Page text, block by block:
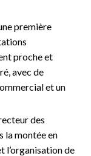
première
proche et
avec de
et un
des
la montée en
l’organisation de